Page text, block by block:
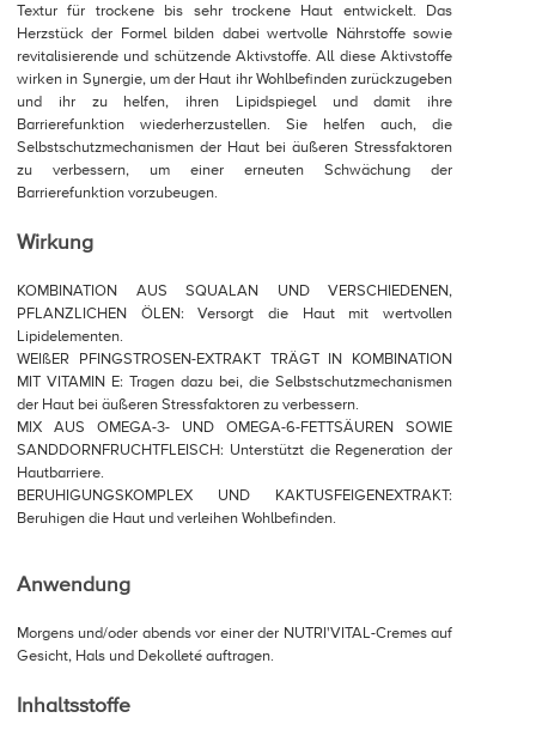
Textur für trockene bis sehr trockene Haut entwickelt. Das
Herzstück der Formel bilden dabei wertvolle Nährstoffe sowie
revitalisierende und schützende Aktivstoffe. All diese Aktivstoffe
wirken in Synergie, um der Haut ihr Wohlbefinden zurückzugeben
und ihr zu helfen, ihren Lipidspiegel und damit ihre
Barrierefunktion wiederherzustellen. Sie helfen auch, die
Selbstschutzmechanismen der Haut bei äußeren Stressfaktoren
zu verbessern, um einer erneuten Schwächung der
Barrierefunktion vorzubeugen.
Wirkung
KOMBINATION AUS SQUALAN UND VERSCHIEDENEN,
PFLANZLICHEN ÖLEN: Versorgt die Haut mit wertvollen
Lipidelementen.
WEIßER PFINGSTROSEN-EXTRAKT TRÄGT IN KOMBINATION
MIT VITAMIN E: Tragen dazu bei, die Selbstschutzmechanismen
der Haut bei äußeren Stressfaktoren zu verbessern.
MIX AUS OMEGA-3- UND OMEGA-6-FETTSÄUREN SOWIE
SANDDORNFRUCHTFLEISCH: Unterstützt die Regeneration der
Hautbarriere.
BERUHIGUNGSKOMPLEX UND KAKTUSFEIGENEXTRAKT:
Beruhigen die Haut und verleihen Wohlbefinden.
Anwendung
Morgens und/oder abends vor einer der NUTRI'VITAL-Cremes auf
Gesicht, Hals und Dekolleté auftragen.
Inhaltsstoffe